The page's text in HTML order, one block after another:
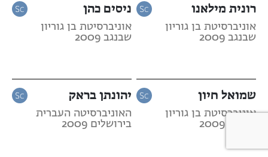
רונית מילאנו
אוניברסיטת בן גוריון
שבנגב 2009
ניסים כהן
אוניברסיטת בן גוריון
שבנגב 2009
שמואל חיון
אוניברסיטת בן גוריון
יהונתן בראק
האוניברסיטה העברית
בירושלים 2009